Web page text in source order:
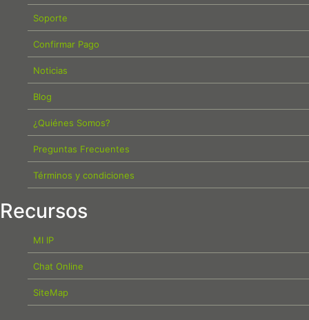
Soporte
Confirmar Pago
Noticias
Blog
¿Quiénes Somos?
Preguntas Frecuentes
Términos y condiciones
Recursos
MI IP
Chat Online
SiteMap